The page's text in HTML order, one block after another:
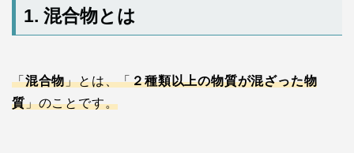
1. 混合物とは
「混合物」とは、「２種類以上の物質が混ざった物
質」のことです。